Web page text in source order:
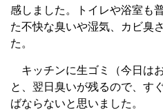
感しました。トイレや浴室も
た不快な臭いや湿気、カビ臭
た。
キッチンに生ゴミ（今日は
と、翌日臭いが残るので、す
ばならないと思いました。